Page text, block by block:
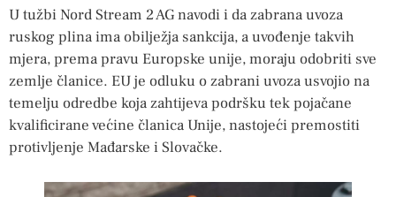
U tužbi Nord Stream 2 AG navodi i da zabrana uvoza
ruskog plina ima obilježja sankcija, a uvođenje takvih
mjera, prema pravu Europske unije, moraju odobriti sve
zemlje članice. EU je odluku o zabrani uvoza usvojio na
temelju odredbe koja zahtijeva podršku tek pojačane
kvalificirane većine članica Unije, nastojeći premostiti
protivljenje Mađarske i Slovačke.